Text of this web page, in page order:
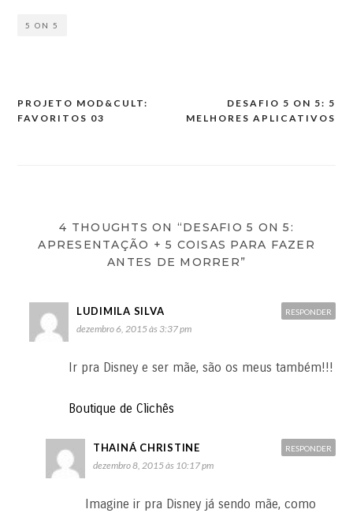
5 ON 5
PROJETO MOD&CULT:
FAVORITOS 03
DESAFIO 5 ON 5: 5
MELHORES APLICATIVOS
4 THOUGHTS ON “DESAFIO 5 ON 5:
APRESENTAÇÃO + 5 COISAS PARA FAZER
ANTES DE MORRER”
LUDIMILA SILVA
dezembro 6, 2015 às 3:37 pm
Ir pra Disney e ser mãe, são os meus também!!!
Boutique de Clichês
RESPONDER
THAINÁ CHRISTINE
dezembro 8, 2015 às 10:17 pm
Imagine ir pra Disney já sendo mãe, como
RESPONDER